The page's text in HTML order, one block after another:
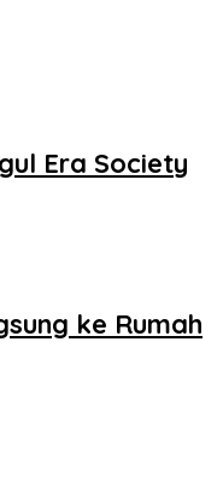
Era Society
ke Rumah